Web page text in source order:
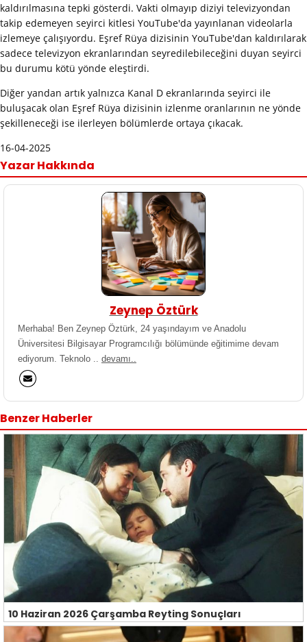
kaldırılmasına tepki gösterdi. Vakti olmayıp diziyi televizyondan
takip edemeyen seyirci kitlesi YouTube'da yayınlanan videolarla
izlemeye çalışıyordu. Eşref Rüya dizisinin YouTube'dan kaldırılarak
sadece televizyon ekranlarından seyredilebileceğini duyan seyirci
bu durumu kötü yönde eleştirdi.
Diğer yandan artık yalnızca Kanal D ekranlarında seyirci ile
buluşacak olan Eşref Rüya dizisinin izlenme oranlarının ne yönde
şekilleneceği ise ilerleyen bölümlerde ortaya çıkacak.
16-04-2025
Yazar Hakkında
Zeynep Öztürk
Merhaba! Ben Zeynep Öztürk, 24 yaşındayım ve Anadolu
Üniversitesi Bilgisayar Programcılığı bölümünde eğitimime devam
ediyorum. Teknolo .. devamı..
Benzer Haberler
10 Haziran 2026 Çarşamba Reyting Sonuçları